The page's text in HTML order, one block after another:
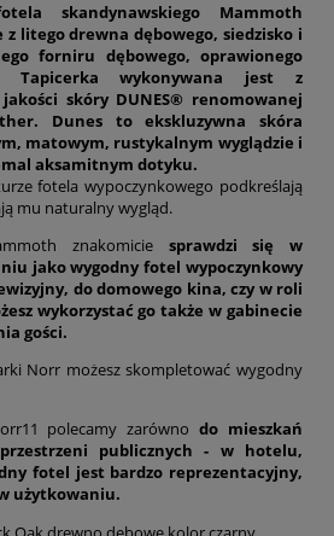
skandynawskiego Mammoth
litego drewna dębowego, siedzisko i
forniru dębowego, oprawionego
Tapicerka wykonywana jest
z
skóry DUNES® renomowanej
. Dunes to ekskluzywna skóra
matowym, rustykalnym wyglądzie i
aksamitnym dotyku.
fotela wypoczynkowego podkreślają
mu naturalny wygląd.
znakomicie sprawdzi się w
jako wygodny fotel wypoczynkowy
do domowego kina, czy w roli
wykorzystać go także w gabinecie
gości.
Norr możesz skompletować wygodny
polecamy zarównodo mieszkań
przestrzeni publicznych - w hotelu,
fotel jest bardzo reprezentacyjny,
użytkowaniu.